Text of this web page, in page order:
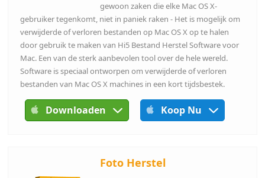
gewoon zaken die elke Mac OS X-
gebruiker tegenkomt, niet in paniek raken - Het is mogelijk om
verwijderde of verloren bestanden op Mac OS X op te halen
door gebruik te maken van Hi5 Bestand Herstel Software voor
Mac. Een van de sterk aanbevolen tool over de hele wereld.
Software is speciaal ontworpen om verwijderde of verloren
bestanden van Mac OS X machines in een kort tijdsbestek.
Downloaden Koop Nu
Foto Herstel